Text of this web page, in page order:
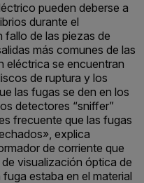
pueden deberse a
durante el
de las piezas de
más comunes de las
eléctrica se encuentran
de ruptura y los
las fugas se den en los
detectores “sniffer”
frecuente que las fugas
explica
de corriente que
visualización óptica de
estaba en el material